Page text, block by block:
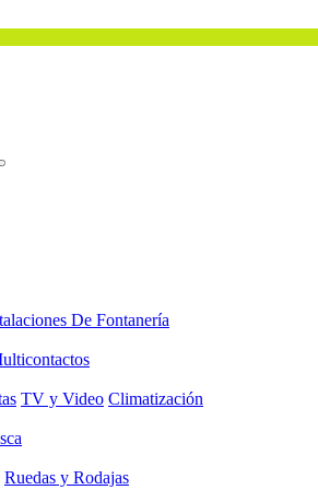
De Fontanería
TV y Video Climatización
Ruedas y Rodajas